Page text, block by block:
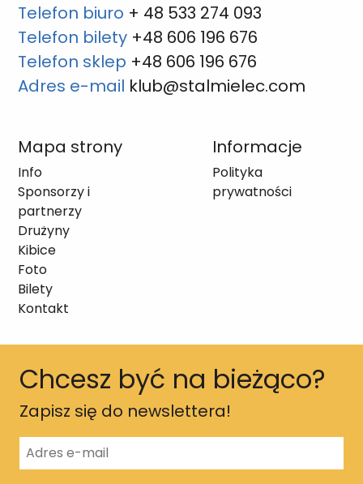
Telefon biuro + 48 533 274 093
Telefon bilety +48 606 196 676
Telefon sklep +48 606 196 676
Adres e-mail klub@stalmielec.com
Mapa strony
Info
Sponsorzy i
partnerzy
Drużyny
Kibice
Foto
Bilety
Kontakt
Informacje
Polityka
prywatności
Chcesz być na bieżąco?
Zapisz się do newslettera!